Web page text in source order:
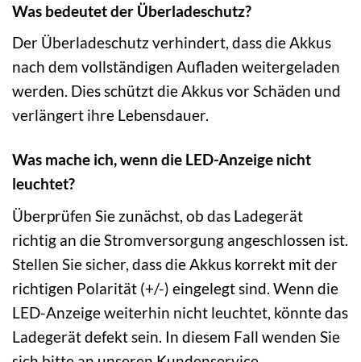
Was bedeutet der Überladeschutz?
Der Überladeschutz verhindert, dass die Akkus
nach dem vollständigen Aufladen weitergeladen
werden. Dies schützt die Akkus vor Schäden und
verlängert ihre Lebensdauer.
Was mache ich, wenn die LED-Anzeige nicht
leuchtet?
Überprüfen Sie zunächst, ob das Ladegerät
richtig an die Stromversorgung angeschlossen ist.
Stellen Sie sicher, dass die Akkus korrekt mit der
richtigen Polarität (+/-) eingelegt sind. Wenn die
LED-Anzeige weiterhin nicht leuchtet, könnte das
Ladegerät defekt sein. In diesem Fall wenden Sie